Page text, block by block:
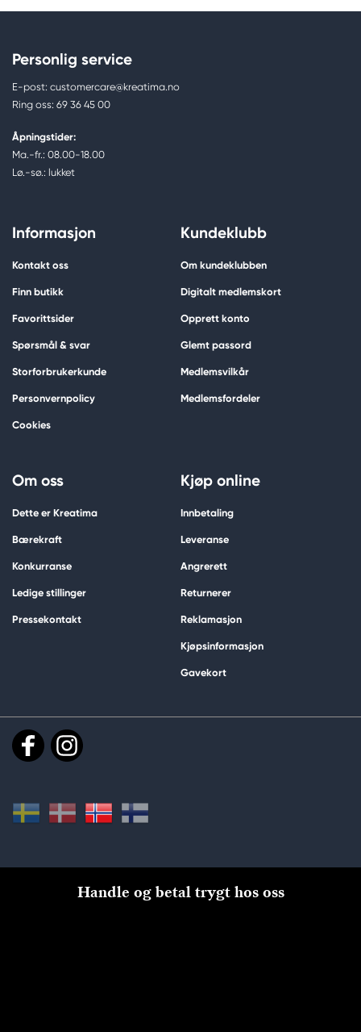
Personlig service
E-post: customercare@kreatima.no
Ring oss: 69 36 45 00
Åpningstider:
Ma.-fr.: 08.00-18.00
Lø.-sø.: lukket
Informasjon
Kontakt oss
Finn butikk
Favorittsider
Spørsmål & svar
Storforbrukerkunde
Personvernpolicy
Cookies
Kundeklubb
Om kundeklubben
Digitalt medlemskort
Opprett konto
Glemt passord
Medlemsvilkår
Medlemsfordeler
Om oss
Dette er Kreatima
Bærekraft
Konkurranse
Ledige stillinger
Pressekontakt
Kjøp online
Innbetaling
Leveranse
Angrerett
Returnerer
Reklamasjon
Kjøpsinformasjon
Gavekort
Handle og betal trygt hos oss